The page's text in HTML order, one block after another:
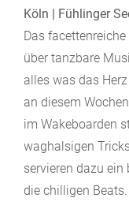
Köln | Fühlinger
Das
über tanzbare
alles was das
an diesem
im Wakeboarden
waghalsigen
servieren dazu ein
die chilligen Beats.